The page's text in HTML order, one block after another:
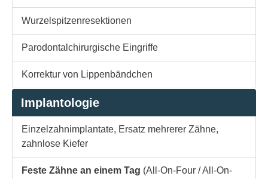
Wurzelspitzenresektionen
Parodontalchirurgische Eingriffe
Korrektur von Lippenbändchen
Implantologie
Einzelzahnimplantate, Ersatz mehrerer Zähne,
zahnlose Kiefer
Feste Zähne an einem Tag (All-On-Four / All-On-